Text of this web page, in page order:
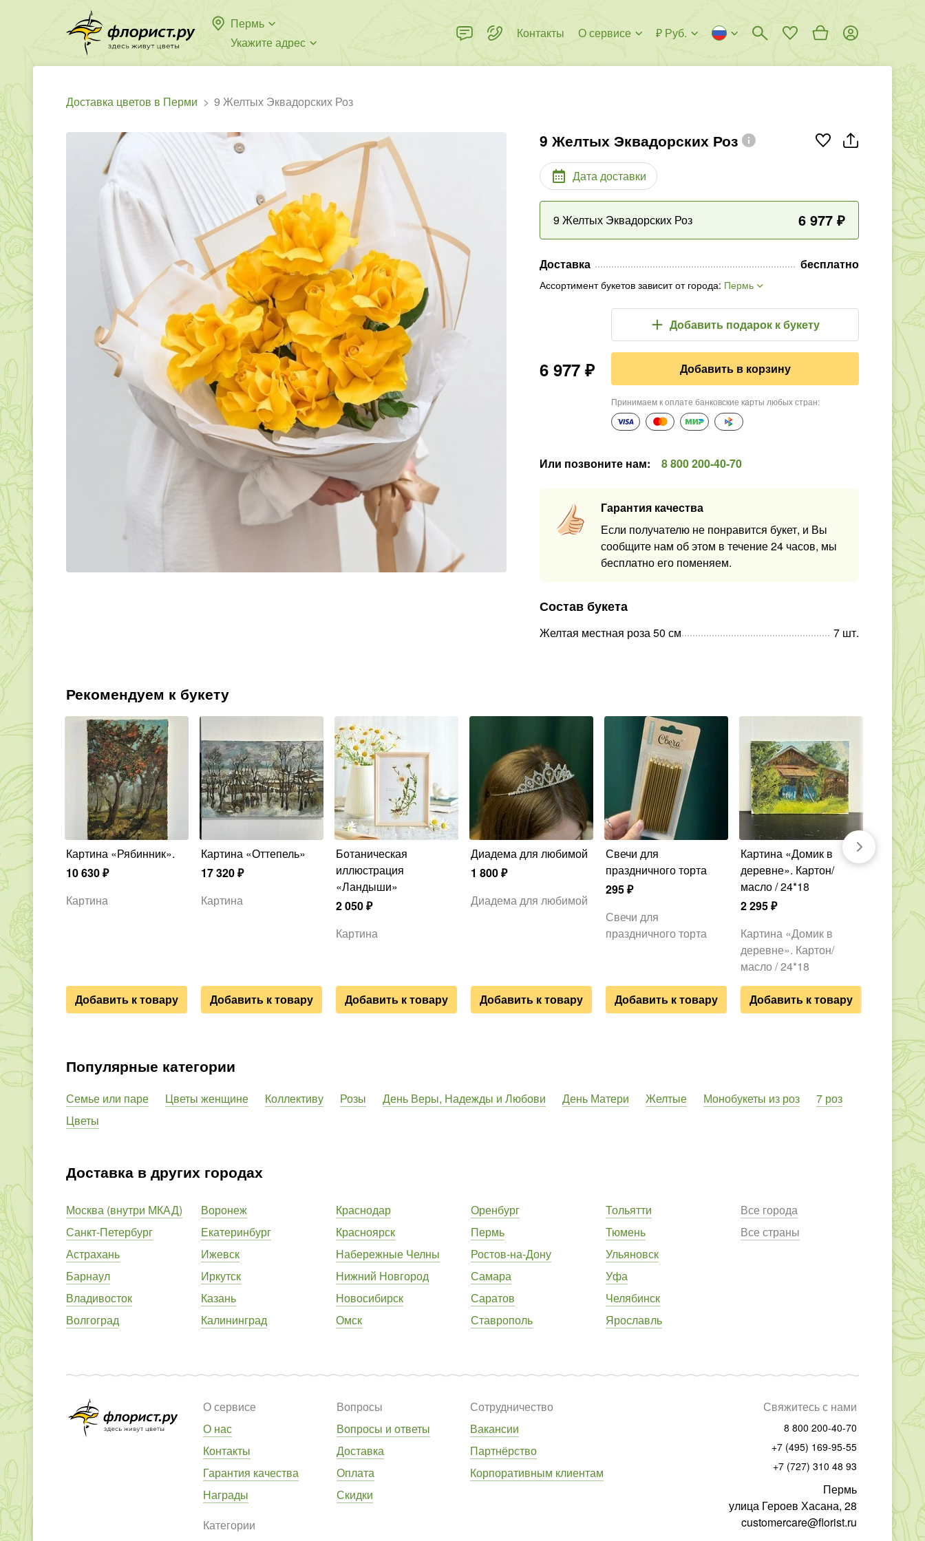
Пермь
Укажите адрес
Контакты О сервисе ₽ Руб.
Доставка цветов в Перми 9 Желтых Эквадорских Роз
9 Желтых Эквадорских Роз
Дата доставки
9 Желтых Эквадорских Роз 6 977 ₽
Доставка бесплатно
Ассортимент букетов зависит от города: Пермь
6 977 ₽
Добавить подарок к букету
Добавить в корзину
Принимаем к оплате банковские карты любых стран:
Или позвоните нам: 8 800 200-40-70
Гарантия качества
Если получателю не понравится букет, и Вы
сообщите нам об этом в течение 24 часов, мы
бесплатно его поменяем.
Состав букета
Желтая местная роза 50 см 7 шт.
Рекомендуем к букету
Картина «Рябинник».
10 630₽
Картина
Добавить к товару
Картина «Оттепель»
17 320₽
Картина
Добавить к товару
Ботаническая
иллюстрация
«Ландыши»
2 050₽
Картина
Добавить к товару
Диадема для любимой
1 800₽
Диадема для любимой
Добавить к товару
Свечи для
праздничного торта
295₽
Свечи для
праздничного торта
Добавить к товару
Картина «Домик в
деревне». Картон/
масло / 24*18
2 295₽
Картина «Домик в
деревне». Картон/
масло / 24*18
Добавить к товару
Холст /
30 820
Картина
Популярные категории
Семье или паре Цветы женщине Коллективу Розы День Веры, Надежды и Любови День Матери Желтые Монобукеты из роз
7 роз
Цветы
Доставка в других городах
Москва (внутри МКАД)
Санкт-Петербург
Астрахань
Барнаул
Владивосток
Волгоград
Воронеж
Екатеринбург
Ижевск
Иркутск
Казань
Калининград
Краснодар
Красноярск
Набережные Челны
Нижний Новгород
Новосибирск
Омск
Оренбург
Пермь
Ростов-на-Дону
Самара
Саратов
Ставрополь
Тольятти
Тюмень
Ульяновск
Уфа
Челябинск
Ярославль
Все города
Все страны
О сервисе
О нас
Контакты
Гарантия качества
Награды
Вопросы
Вопросы и ответы
Доставка
Оплата
Скидки
Сотрудничество
Вакансии
Партнёрство
Корпоративным клиентам
Категории
Свяжитесь с нами
8 800 200-40-70
+7 (495) 169-95-55
+7 (727) 310 48 93
Пермь
улица Героев Хасана, 28
customercare@florist.ru